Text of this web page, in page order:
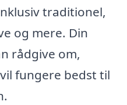
traditionel,
og mere. Din
rådgive om,
fungere bedst til